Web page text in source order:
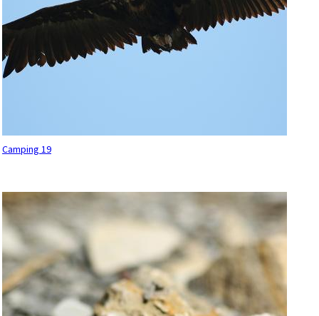
Camping 19